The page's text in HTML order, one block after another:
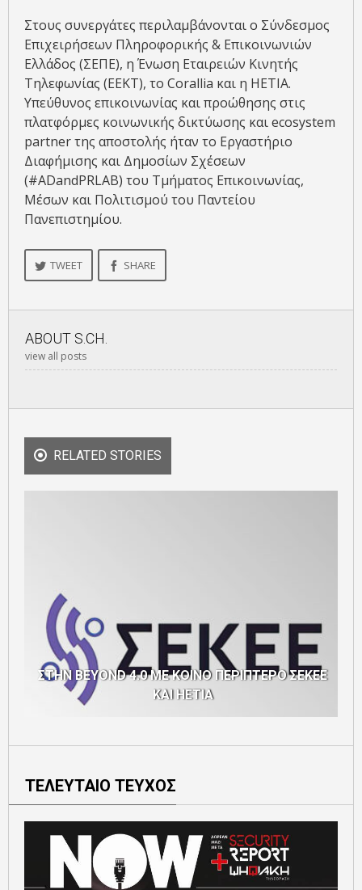
Στους συνεργάτες περιλαμβάνονται ο Σύνδεσμος
Επιχειρήσεων Πληροφορικής & Επικοινωνιών
Ελλάδος (ΣΕΠΕ), η Ένωση Εταιρειών Κινητής
Τηλεφωνίας (ΕΕΚΤ), το Corallia και η HETIA.
Υπεύθυνος επικοινωνίας και προώθησης στις
πλατφόρμες κοινωνικής δικτύωσης και ecosystem
partner της αποστολής ήταν το Εργαστήριο
Διαφήμισης και Δημοσίων Σχέσεων
(#ADandPRLAB) του Τμήματος Επικοινωνίας,
Μέσων και Πολιτισμού του Παντείου
Πανεπιστημίου.
TWEET SHARE
ABOUT S.CH.
view all posts
RELATED STORIES
ΣΤΗΝ BEYOND 4.0 ΜΕ ΚΟΙΝΟ ΠΕΡΙΠΤΕΡΟ ΣΕΚΕΕ
ΚΑΙ HETIA
ΤΕΛΕΥΤΑΙΟ ΤΕΥΧΟΣ